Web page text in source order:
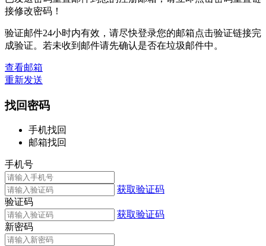
接修改密码！
验证邮件24小时内有效，请尽快登录您的邮箱点击验证链接完
成验证。若未收到邮件请先确认是否在垃圾邮件中。
查看邮箱
重新发送
找回密码
手机找回
邮箱找回
手机号
获取验证码
验证码
获取验证码
新密码